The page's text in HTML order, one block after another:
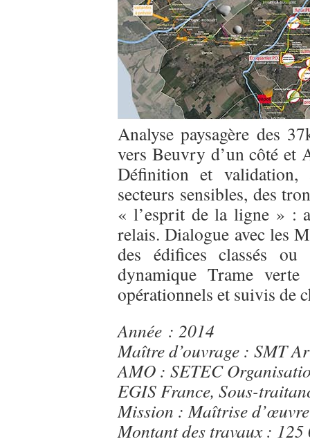
Analyse paysagère des
vers Beuvry d’un côté et
Définition et validation,
secteurs sensibles, des
« l’esprit de la ligne » :
relais. Dialogue avec les
des édifices classés
dynamique Trame
opérationnels et suivis de
Année : 2014
Maître d’ouvrage : SMT
AMO : SETEC
EGIS France, Sous-
Mission : Maîtrise d’œuvre
Montant des travaux :